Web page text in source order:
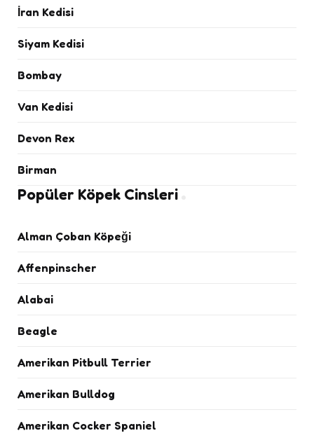
İran Kedisi
Siyam Kedisi
Bombay
Van Kedisi
Devon Rex
Birman
Popüler Köpek Cinsleri
Alman Çoban Köpeği
Affenpinscher
Alabai
Beagle
Amerikan Pitbull Terrier
Amerikan Bulldog
Amerikan Cocker Spaniel